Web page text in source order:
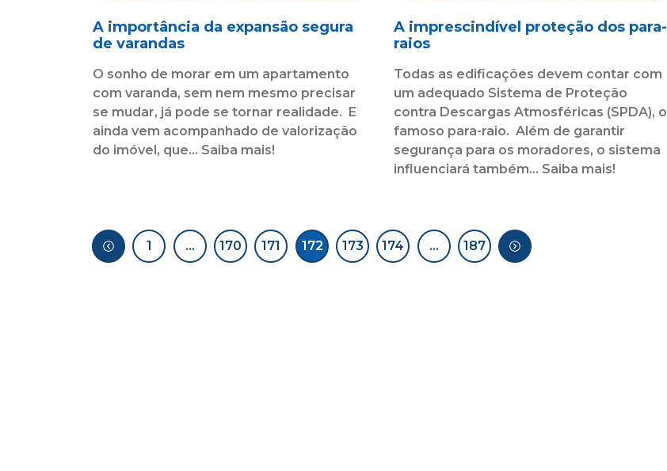
A importância da expansão segura
de varandas
O sonho de morar em um apartamento
com varanda, sem nem mesmo precisar
se mudar, já pode se tornar realidade. E
ainda vem acompanhado de valorização
do imóvel, que... Saiba mais!
A imprescindível proteção dos para-
raios
Todas as edificações devem contar com
um adequado Sistema de Proteção
contra Descargas Atmosféricas (SPDA), o
famoso para-raio. Além de garantir
segurança para os moradores, o sistema
influenciará também... Saiba mais!
1 … 170 171 172 173 174 … 187